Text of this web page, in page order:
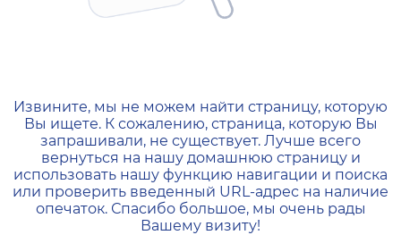
404 — Страница не
Извините, мы не можем найти страницу, которую
Вы ищете. К сожалению, страница, которую Вы
запрашивали, не существует. Лучше всего
вернуться на нашу домашнюю страницу и
использовать нашу функцию навигации и поиска
или проверить введенный URL-адрес на наличие
опечаток. Спасибо большое, мы очень рады
Вашему визиту!